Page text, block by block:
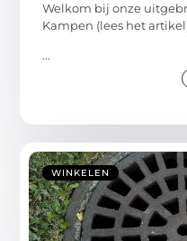
Welkom bij onze
Kampen (lees het
...
WINKELEN